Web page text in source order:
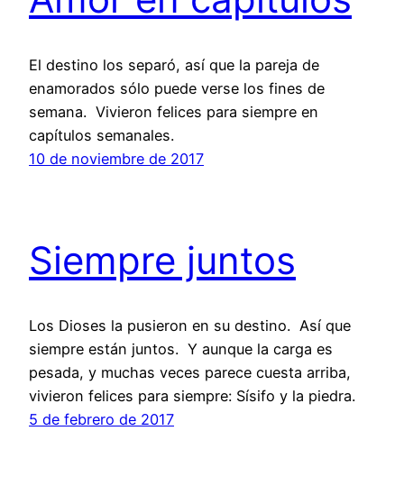
El destino los separó, así que la pareja de
enamorados sólo puede verse los fines de
semana. Vivieron felices para siempre en
capítulos semanales.
10 de noviembre de 2017
Siempre juntos
Los Dioses la pusieron en su destino. Así que
siempre están juntos. Y aunque la carga es
pesada, y muchas veces parece cuesta arriba,
vivieron felices para siempre: Sísifo y la piedra.
5 de febrero de 2017